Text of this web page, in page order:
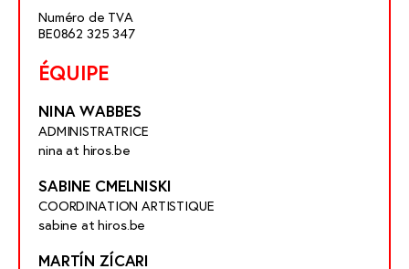
Numéro de TVA
BE0862 325 347
ÉQUIPE
NINA WABBES
ADMINISTRATRICE
nina at hiros.be
SABINE CMELNISKI
COORDINATION ARTISTIQUE
sabine at hiros.be
MARTÍN ZÍCARI